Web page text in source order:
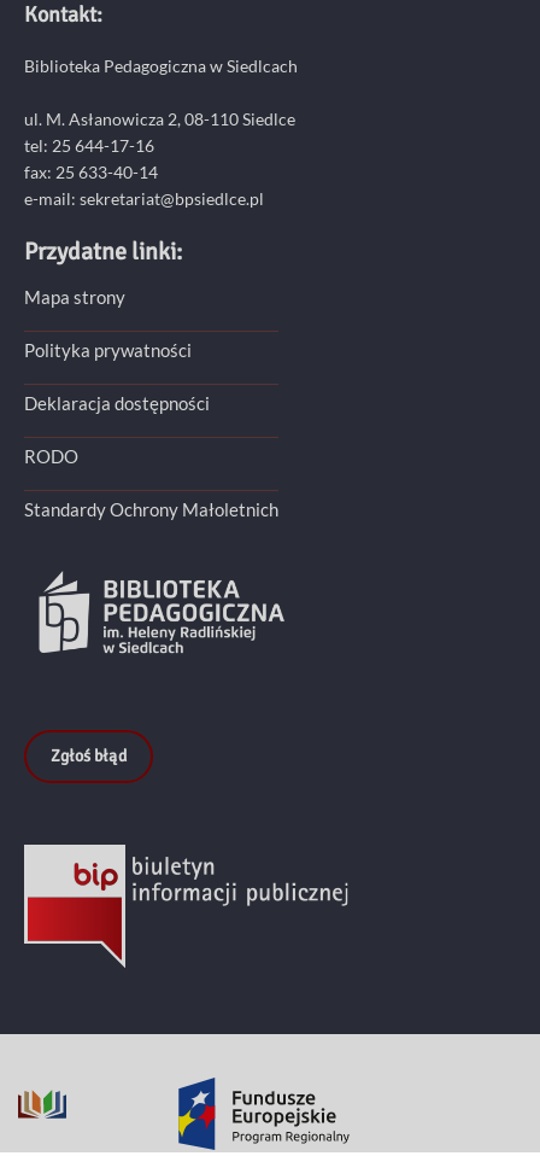
Kontakt:
Biblioteka Pedagogiczna w Siedlcach
ul. M. Asłanowicza 2, 08-110 Siedlce
tel: 25 644-17-16
fax: 25 633-40-14
e-mail: sekretariat@bpsiedlce.pl
Przydatne linki:
Mapa strony
Polityka prywatności
Deklaracja dostępności
RODO
Standardy Ochrony Małoletnich
Zgłoś błąd